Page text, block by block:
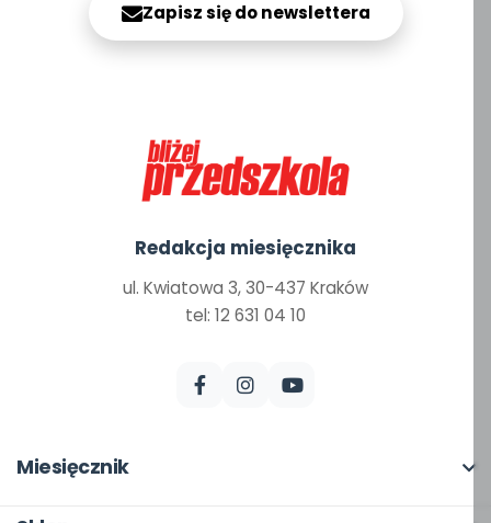
Zapisz się do newslettera
Redakcja miesięcznika
ul. Kwiatowa 3, 30-437 Kraków
tel: 12 631 04 10
Miesięcznik